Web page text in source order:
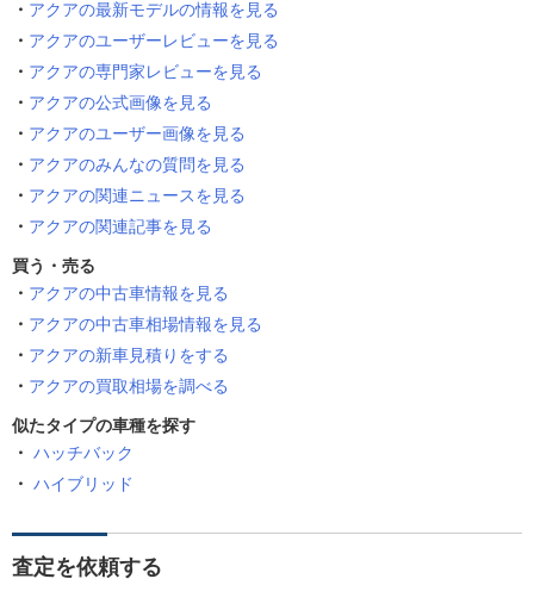
アクアの最新モデルの情報を見る
アクアのユーザーレビューを見る
アクアの専門家レビューを見る
アクアの公式画像を見る
アクアのユーザー画像を見る
アクアのみんなの質問を見る
アクアの関連ニュースを見る
アクアの関連記事を見る
買う・売る
アクアの中古車情報を見る
アクアの中古車相場情報を見る
アクアの新車見積りをする
アクアの買取相場を調べる
似たタイプの車種を探す
ハッチバック
ハイブリッド
査定を依頼する